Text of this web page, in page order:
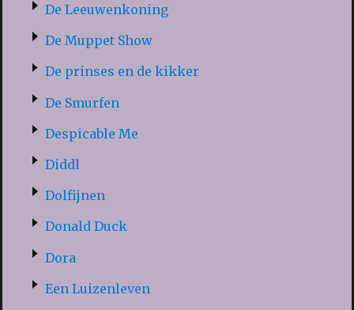
De Leeuwenkoning
De Muppet Show
De prinses en de kikker
De Smurfen
Despicable Me
Diddl
Dolfijnen
Donald Duck
Dora
Een Luizenleven